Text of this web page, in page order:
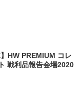
HW PREMIUM コレ
戦利品報告会場2020